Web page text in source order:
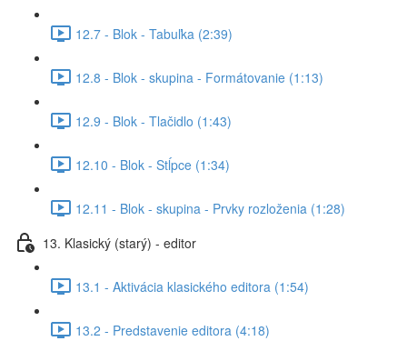
12.7 - Blok - Tabuľka (2:39)
12.8 - Blok - skupina - Formátovanie (1:13)
12.9 - Blok - Tlačidlo (1:43)
12.10 - Blok - Stĺpce (1:34)
12.11 - Blok - skupina - Prvky rozloženia (1:28)
13. Klasický (starý) - editor
13.1 - Aktivácia klasického editora (1:54)
13.2 - Predstavenie editora (4:18)